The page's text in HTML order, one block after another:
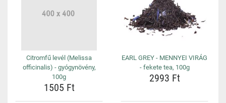
Citromfű levél (Melissa
officinalis) - gyógynövény,
100g
1505 Ft
EARL GREY - MENNYEI VIRÁG
- fekete tea, 100g
2993 Ft